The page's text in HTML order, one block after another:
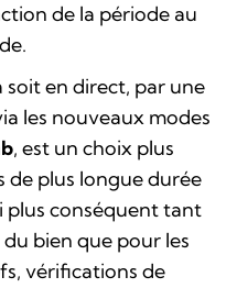
de la période au
soit en direct, par une
les nouveaux modes
, est un choix plus
de plus longue durée
plus conséquent tant
bien que pour les
vérifications de